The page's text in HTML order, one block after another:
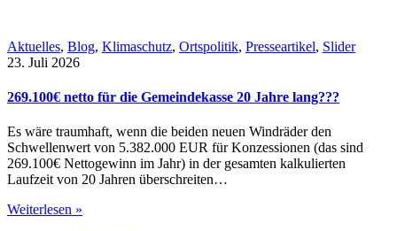
Aktuelles, Blog, Klimaschutz, Ortspolitik, Presseartikel, Slider
23. Juli 2026
269.100€ netto für die Gemeindekasse 20 Jahre lang???
Es wäre traumhaft, wenn die beiden neuen Windräder den
Schwellenwert von 5.382.000 EUR für Konzessionen (das sind
269.100€ Nettogewinn im Jahr) in der gesamten kalkulierten
Laufzeit von 20 Jahren überschreiten…
Weiterlesen »